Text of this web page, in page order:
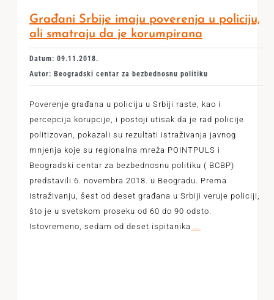
Građani Srbije imaju poverenja u policiju,
ali smatraju da je korumpirana
Datum: 09.11.2018.
Autor: Beogradski centar za bezbednosnu politiku
Poverenje građana u policiju u Srbiji raste, kao i
percepcija korupcije, i postoji utisak da je rad policije
politizovan, pokazali su rezultati istraživanja javnog
mnjenja koje su regionalna mreža POINTPULS i
Beogradski centar za bezbednosnu politiku ( BCBP)
predstavili 6. novembra 2018. u Beogradu. Prema
istraživanju, šest od deset građana u Srbiji veruje policiji,
što je u svetskom proseku od 60 do 90 odsto.
Istovremeno, sedam od deset ispitanika ...